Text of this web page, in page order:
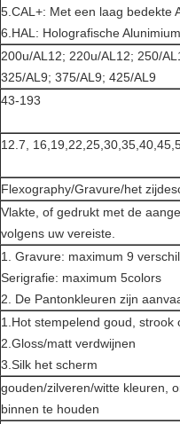
5.CAL+: Met een laag bedekte
6.HAL: Holografische
200u/AL12; 220u/AL12; 250/
325/AL9; 375/AL9; 425/AL9
43-193
12.7,
Flexography/Gravure/het
Vlakte, of gedrukt met de
volgens uw vereiste.
1. Gravure: maximum 9
Serigrafie: maximum 5colors
2. De Pantonkleuren zijn
1.Hot stempelend goud, strook
2.Gloss/matt verdwijnen
3.Silk het scherm
gouden/zilveren/witte kleuren,
binnen te houden